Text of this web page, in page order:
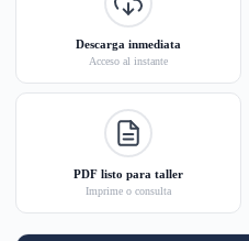
Descarga inmediata
Acceso al instante
PDF listo para taller
Imprime o consulta